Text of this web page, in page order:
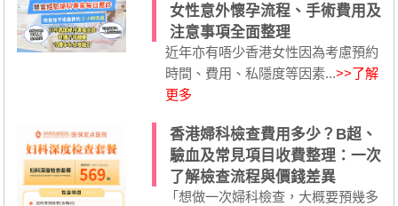
女性意外懷孕流程、手術費用及
注意事項全面整理
近年亦有唔少香港女性因為考慮預約
時間、費用、私隱度等因素...>>了解
更多
香港婦科檢查費用多少？B超、
驗血及常見項目收費整理：一次
了解檢查流程與價錢差異
「想做一次婦科檢查，大概要預幾多